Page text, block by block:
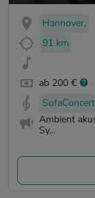
Hannover,
91 km
ab 200 €
SofaConcert
Ambient
Sy...